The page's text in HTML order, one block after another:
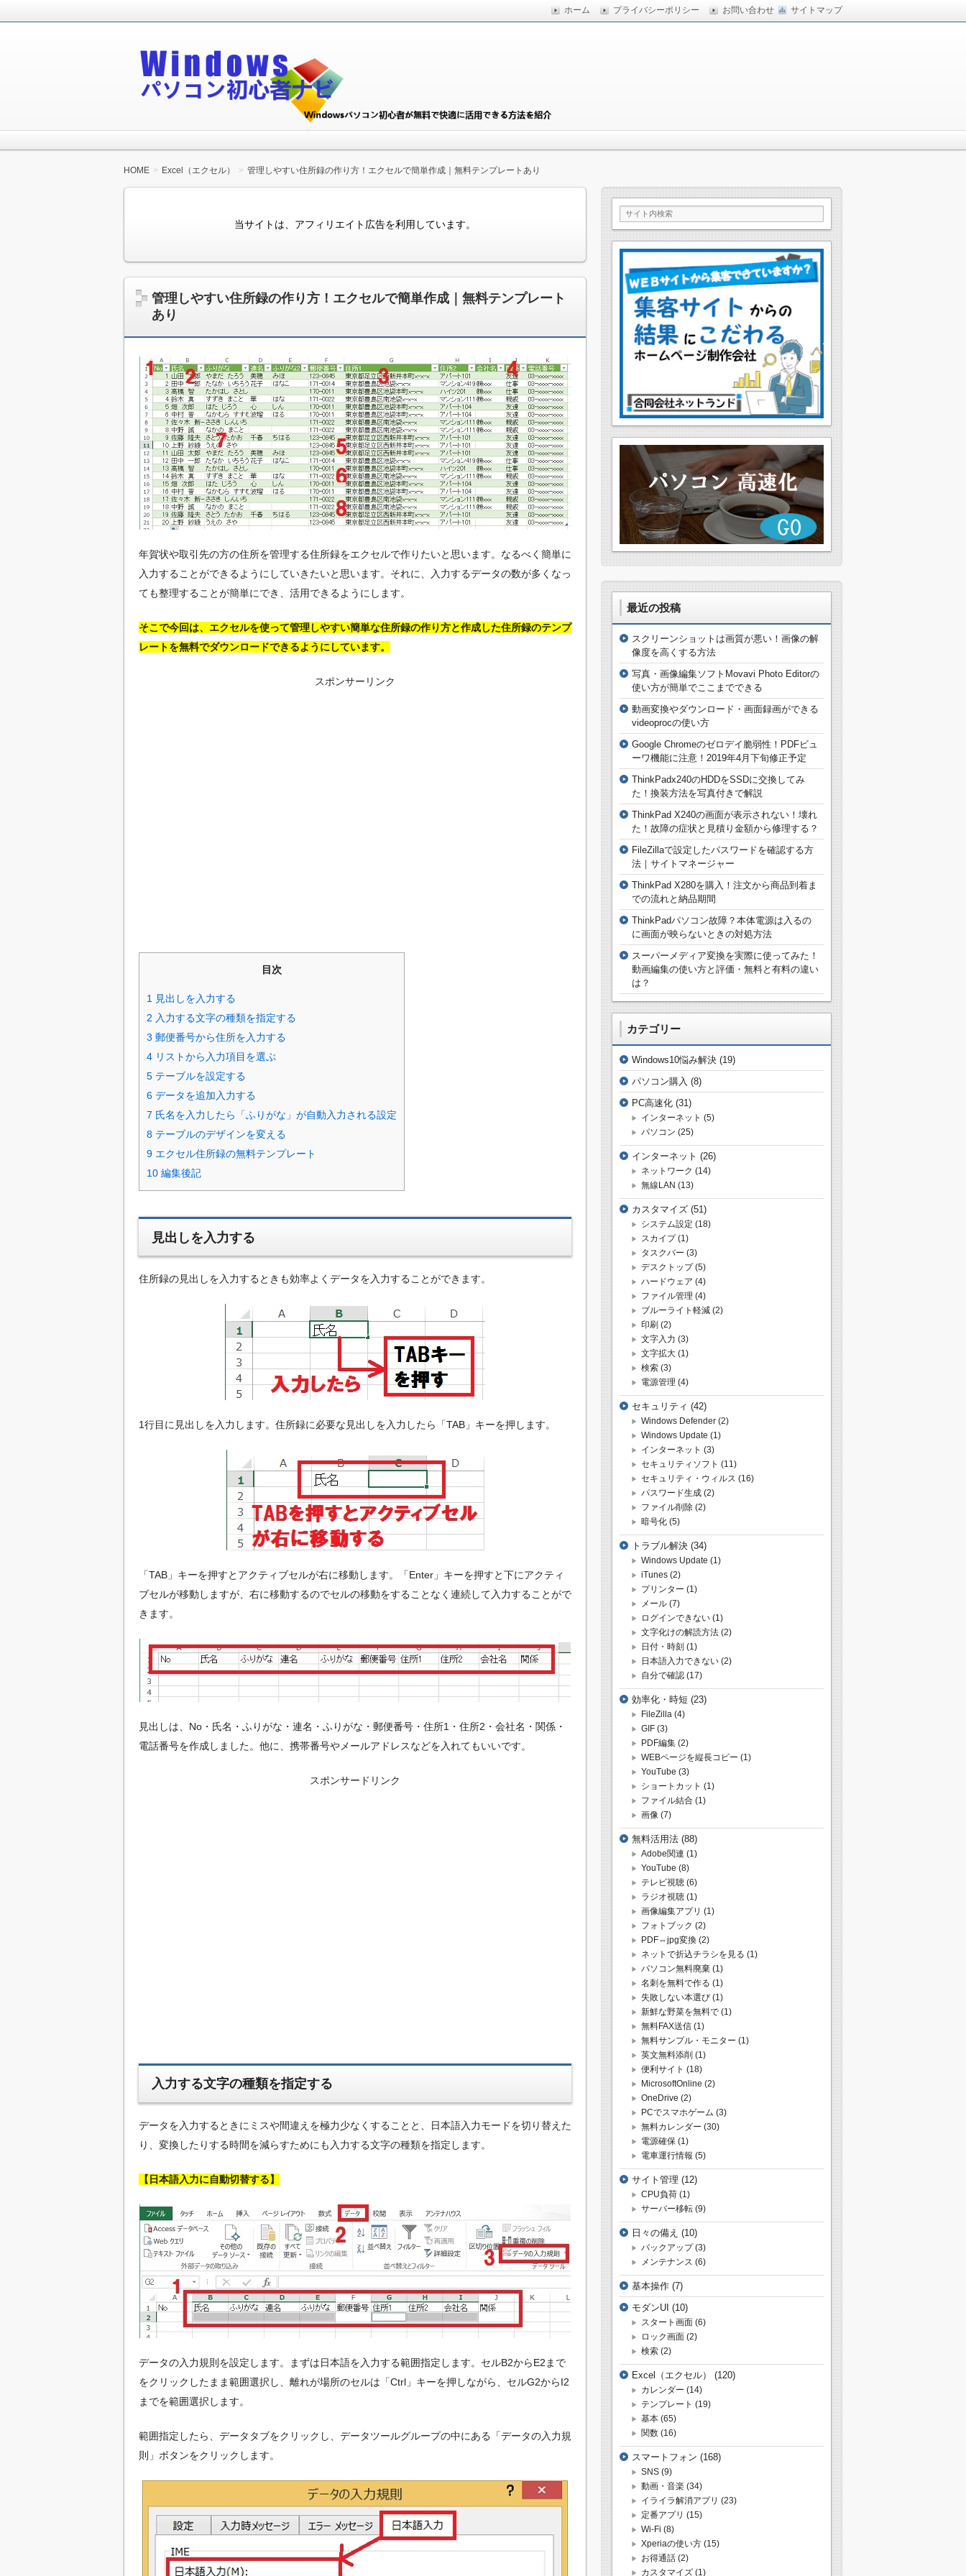
サイトマップ
ホーム プライバシーポリシー お問い合わせ
Windowsパソコン初心者ナビ
HOME Excel（エクセル） 管理しやすい住所録の作り方！エクセルで簡単作成｜無料テンプレートあり
当サイトは、アフィリエイト広告を利用しています。
管理しやすい住所録の作り方！エクセルで簡単作成｜無料テンプレート
あり
年賀状や取引先の方の住所を管理する住所録をエクセルで作りたいと思います。なるべく簡単に
入力することができるようにしていきたいと思います。それに、入力するデータの数が多くなっ
ても整理することが簡単にでき、活用できるようにします。
そこで今回は、エクセルを使って管理しやすい簡単な住所録の作り方と作成した住所録のテンプ
レートを無料でダウンロードできるようにしています。
スポンサーリンク
目次
1
見出しを入力する
2 入力する文字の種類を指定する
3 郵便番号から住所を入力する
4 リストから入力項目を選ぶ
5 テーブルを設定する
6 データを追加入力する
7 氏名を入力したら「ふりがな」が自動入力される設定
8 テーブルのデザインを変える
9 エクセル住所録の無料テンプレート
10 編集後記
見出しを入力する
住所録の見出しを入力するときも効率よくデータを入力することができます。
1行目に見出しを入力します。住所録に必要な見出しを入力したら「TAB」キーを押します。
「TAB」キーを押すとアクティブセルが右に移動します。「Enter」キーを押すと下にアクティ
ブセルが移動しますが、右に移動するのでセルの移動をすることなく連続して入力することがで
きます。
見出しは、No・氏名・ふりがな・連名・ふりがな・郵便番号・住所1・住所2・会社名・関係・
電話番号を作成しました。他に、携帯番号やメールアドレスなどを入れてもいいです。
スポンサードリンク
入力する文字の種類を指定する
データを入力するときにミスや間違えを極力少なくすることと、日本語入力モードを切り替えた
り、変換したりする時間を減らすためにも入力する文字の種類を指定します。
【日本語入力に自動切替する】
データの入力規則を設定します。まずは日本語を入力する範囲指定します。セルB2からE2まで
をクリックしたまま範囲選択し、離れが場所のセルは「Ctrl」キーを押しながら、セルG2からI2
までを範囲選択します。
範囲指定したら、データタブをクリックし、データツールグループの中にある「データの入力規
則」ボタンをクリックします。
最近の投稿
スクリーンショットは画質が悪い！画像の解
像度を高くする方法
写真・画像編集ソフトMovavi Photo Editorの
使い方が簡単でここまでできる
動画変換やダウンロード・画面録画ができる
videoprocの使い方
Google Chromeのゼロデイ脆弱性！PDFビュ
ーワ機能に注意！2019年4月下旬修正予定
ThinkPadx240のHDDをSSDに交換してみ
た！換装方法を写真付きで解説
ThinkPad X240の画面が表示されない！壊れ
た！故障の症状と見積り金額から修理する？
FileZillaで設定したパスワードを確認する方
法｜サイトマネージャー
ThinkPad X280を購入！注文から商品到着ま
での流れと納品期間
ThinkPadパソコン故障？本体電源は入るの
に画面が映らないときの対処方法
スーパーメディア変換を実際に使ってみた！
動画編集の使い方と評価・無料と有料の違い
は？
カテゴリー
Windows10悩み解決 (19)
パソコン購入 (8)
PC高速化 (31)
インターネット (5)
パソコン (25)
インターネット (26)
ネットワーク (14)
無線LAN (13)
カスタマイズ (51)
システム設定 (18)
スカイプ(1)
タスクバー (3)
デスクトップ(5)
ハードウェア (4)
ファイル管理 (4)
ブルーライト軽減 (2)
印刷 (2)
文字入力 (3)
文字拡大 (1)
検索 (3)
電源管理 (4)
セキュリティ (42)
Windows Defender (2)
Windows Update (1)
インターネット (3)
セキュリティソフト (11)
セキュリティ・ウィルス (16)
パスワード生成 (2)
ファイル削除 (2)
暗号化 (5)
トラブル解決 (34)
Windows Update (1)
iTunes (2)
プリンター (1)
メール (7)
ログインできない (1)
文字化けの解読方法 (2)
日付・時刻 (1)
日本語入力できない (2)
自分で確認 (17)
効率化・時短 (23)
FileZilla (4)
GIF (3)
PDF編集 (2)
WEBページを縦長コピー (1)
YouTube (3)
ショートカット (1)
ファイル結合 (1)
画像 (7)
無料活用法 (88)
Adobe関連 (1)
YouTube (8)
テレビ視聴 (6)
ラジオ視聴 (1)
画像編集アプリ (1)
フォトブック (2)
PDF⇔jpg変換 (2)
ネットで折込チラシを見る (1)
パソコン無料廃棄 (1)
名刺を無料で作る (1)
失敗しない本選び (1)
新鮮な野菜を無料で (1)
無料FAX送信 (1)
無料サンプル・モニター (1)
英文無料添削 (1)
便利サイト (18)
MicrosoftOnline (2)
OneDrive (2)
PCでスマホゲーム (3)
無料カレンダー (30)
電源確保 (1)
電車運行情報 (5)
サイト管理 (12)
CPU負荷 (1)
サーバー移転 (9)
日々の備え (10)
バックアップ(3)
メンテナンス (6)
基本操作 (7)
モダンUI (10)
スタート画面 (6)
ロック画面 (2)
検索 (2)
Excel（エクセル） (120)
カレンダー (14)
テンプレート (19)
基本 (65)
関数 (16)
スマートフォン (168)
SNS (9)
動画・音楽 (34)
イライラ解消アプリ (23)
定番アプリ (15)
Wi-Fi (8)
Xperiaの使い方 (15)
お得通話 (2)
カスタマイズ (1)